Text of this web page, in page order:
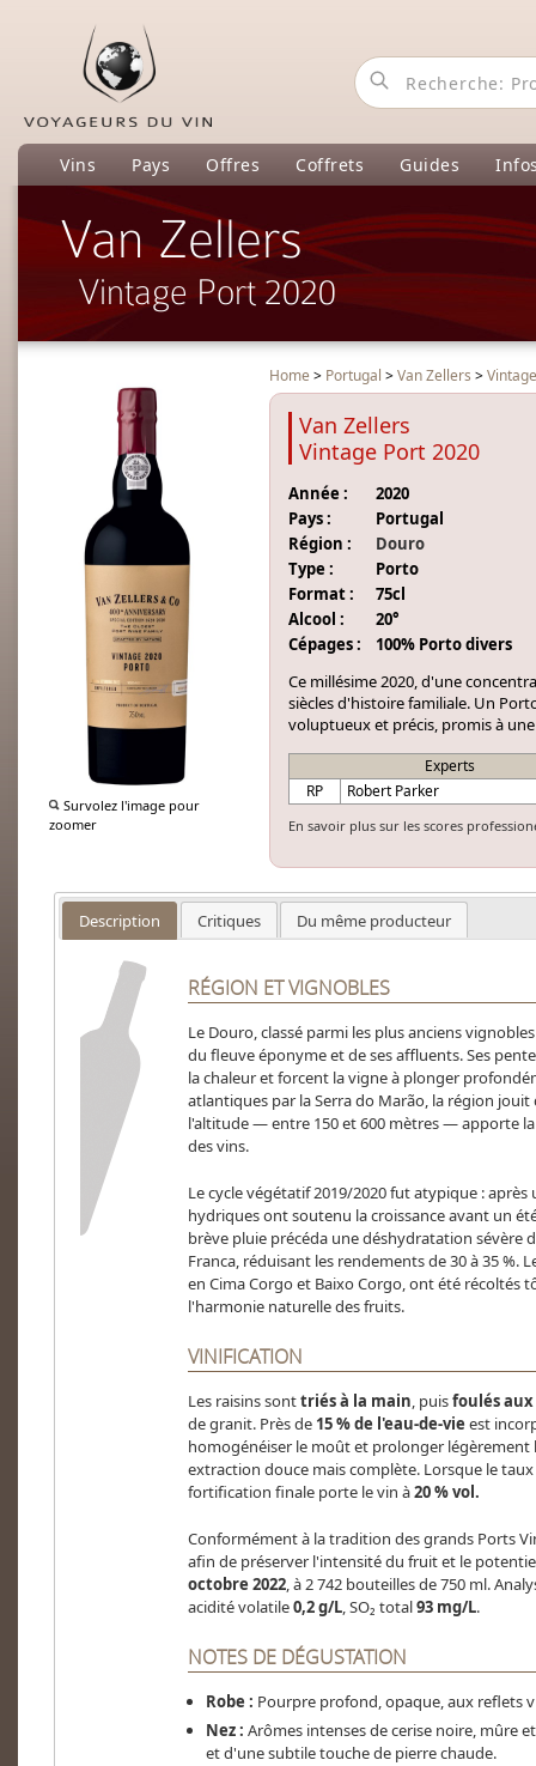
Vins Pays Offres Coffrets Guides
Van Zellers
Vintage Port 2020
Survolez l'image pour
zoomer
Home > Portugal >Van Zellers >
Van Zellers
Vintage Port 2020
Année :
2020
Pays :
Portugal
Région :
Douro
Type :
Porto
Format :
75cl
Alcool :
20°
Cépages :
100% Porto divers
Ce millésime 2020, d'une
siècles d'histoire familiale. Un
voluptueux et précis, promis à
Experts
RP
Robert Parker
En savoir plus sur les scores
Description Critiques Du même producteur
RÉGION ET VIGNOBLES
Le Douro, classé parmi les plus anciens
du fleuve éponyme et de ses affluents. Ses
la chaleur et forcent la vigne à plonger
atlantiques par la Serra do Marão, la région
l'altitude — entre 150 et 600 mètres — apporte
des vins.
Le cycle végétatif 2019/2020 fut atypique :
hydriques ont soutenu la croissance avant un
brève pluie précéda une déshydratation sévère
Franca, réduisant les rendements de 30 à 35 %.
en Cima Corgo et Baixo Corgo, ont été récoltés
l'harmonie naturelle des fruits.
VINIFICATION
Les raisins sonttriés à la main, puisfoulés aux
de granit. Près de 15 % de l'eau-de-vie est
homogénéiser le moût et prolonger
extraction douce mais complète. Lorsque le
fortification finale porte le vin à20 % vol.
Conformément à la tradition des grands Ports
afin de préserver l'intensité du fruit et le
octobre 2022, à 2 742 bouteilles de 750 ml.
acidité volatile0,2 g/L, SO₂ total93 mg/L.
NOTES DE DÉGUSTATION
Robe : Pourpre profond, opaque, aux reflets
Nez : Arômes intenses de cerise noire, mûre
et d'une subtile touche de pierre chaude.